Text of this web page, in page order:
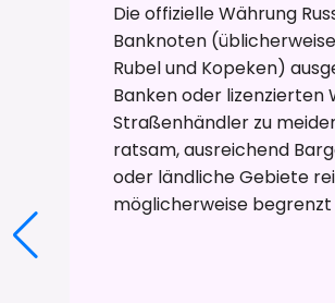
Die offizielle Währung
Banknoten (üblicherweise
Rubel und Kopeken)
Banken oder lizenzierten
Straßenhändler zu
ratsam, ausreichend
oder ländliche Gebiete
möglicherweise